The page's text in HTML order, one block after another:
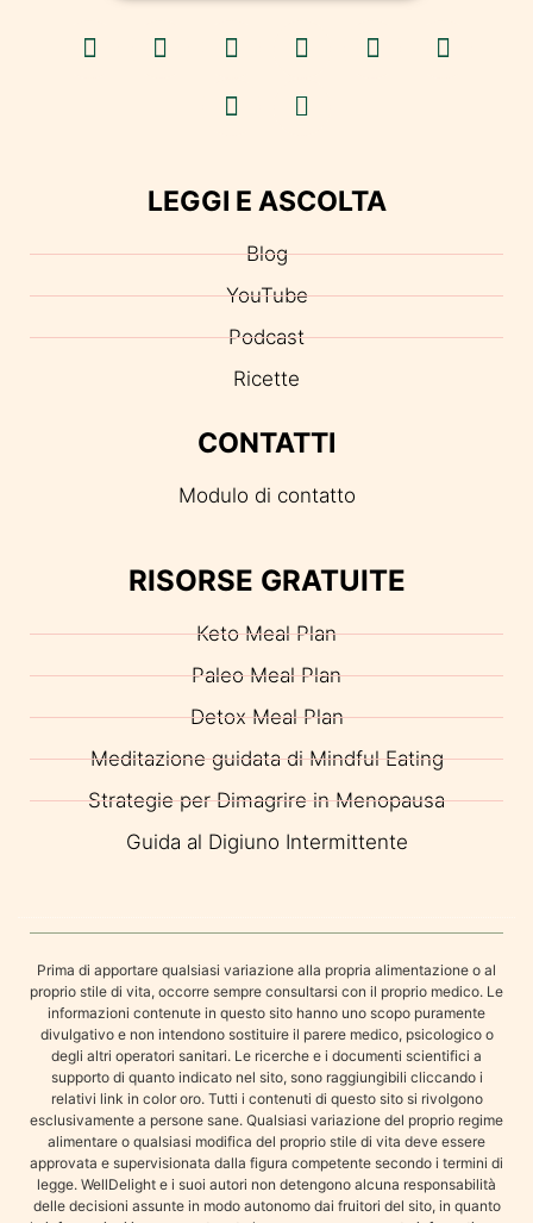
LEGGI E ASCOLTA
Blog
YouTube
Podcast
Ricette
CONTATTI
Modulo di contatto
RISORSE GRATUITE
Keto Meal Plan
Paleo Meal Plan
Detox Meal Plan
Meditazione guidata di Mindful Eating
Strategie per Dimagrire in Menopausa
Guida al Digiuno Intermittente
Prima di apportare qualsiasi variazione alla propria alimentazione o al
proprio stile di vita, occorre sempre consultarsi con il proprio medico. Le
informazioni contenute in questo sito hanno uno scopo puramente
divulgativo e non intendono sostituire il parere medico, psicologico o
degli altri operatori sanitari. Le ricerche e i documenti scientifici a
supporto di quanto indicato nel sito, sono raggiungibili cliccando i
relativi link in color oro. Tutti i contenuti di questo sito si rivolgono
esclusivamente a persone sane. Qualsiasi variazione del proprio regime
alimentare o qualsiasi modifica del proprio stile di vita deve essere
approvata e supervisionata dalla figura competente secondo i termini di
legge. WellDelight e i suoi autori non detengono alcuna responsabilità
delle decisioni assunte in modo autonomo dai fruitori del sito, in quanto